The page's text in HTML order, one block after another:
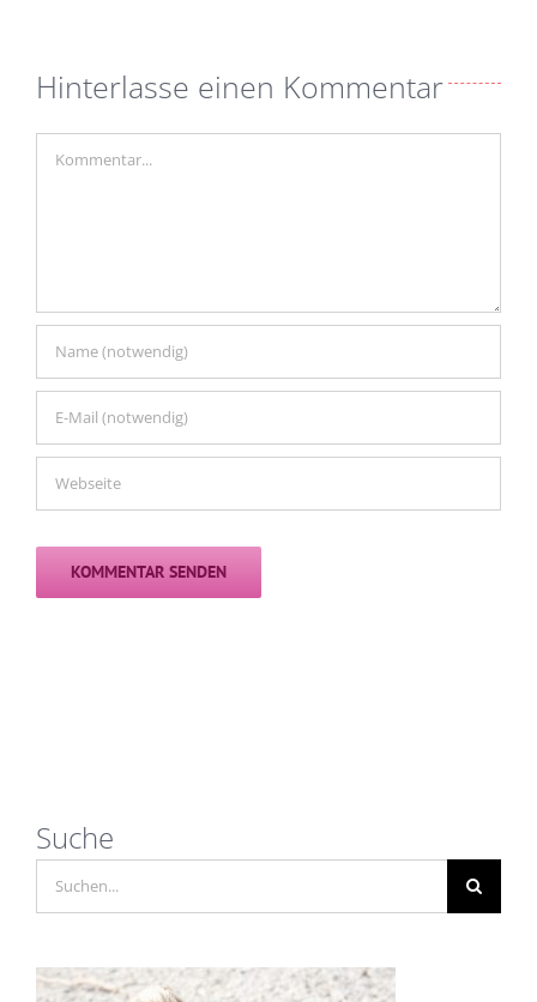
Hinterlasse einen Kommentar
Suche